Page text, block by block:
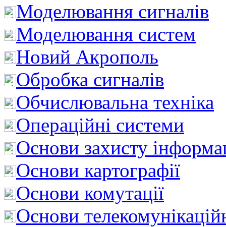
Моделювання сигналів
Моделювання систем
Новий Акрополь
Обробка сигналів
Обчислювальна техніка
Операційні системи
Основи захисту
Основи картографії
Основи комутації
Основи